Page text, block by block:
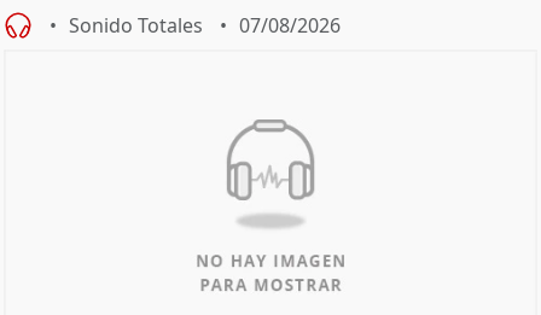
Sonido Totales 07/08/2026